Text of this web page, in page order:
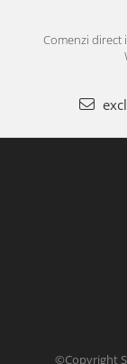
Comenzi direct
©Copyright